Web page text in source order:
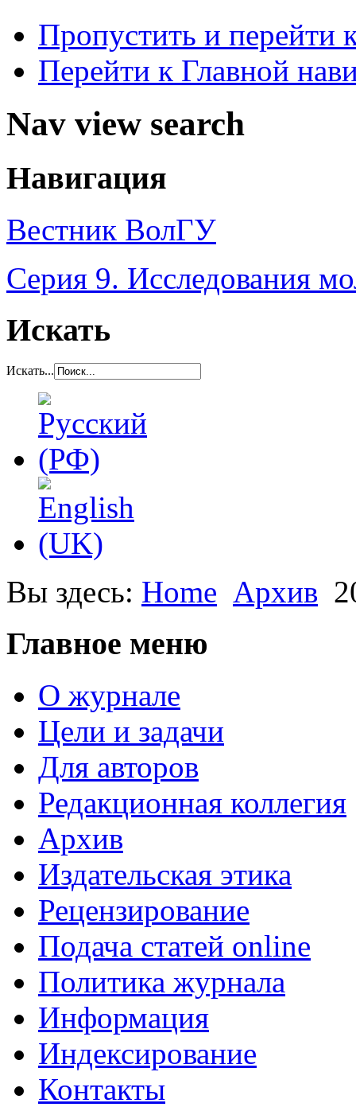
Пропустить и перейти
Перейти к Главной
Nav view search
Навигация
Вестник ВолГУ
Серия 9. Исследования
Искать
Искать...
Вы здесь: Home Архив
Главное меню
О журнале
Цели и задачи
Для авторов
Редакционная коллегия
Архив
Издательская этика
Рецензирование
Подача статей online
Политика журнала
Информация
Индексирование
Контакты